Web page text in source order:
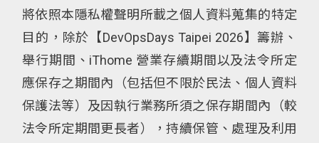
將依照本隱私權聲明所載之個人資料蒐集的特定
目的，除於【DevOpsDays Taipei 2026】籌辦、
舉行期間、iThome 營業存續期間以及法令所定
應保存之期間內（包括但不限於民法、個人資料
保護法等）及因執行業務所須之保存期間內（較
法令所定期間更長者），持續保管、處理及利用